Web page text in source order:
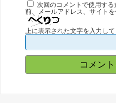
次回のコメントで使用す
前、メールアドレス、サイトを
上に表示された文字を入力して